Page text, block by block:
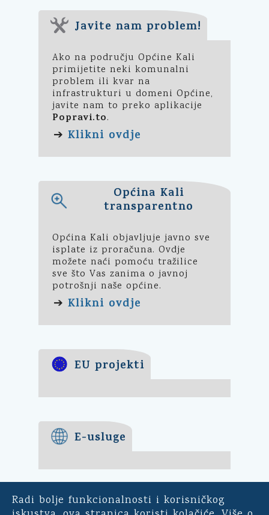
Radi bolje funkcionalnosti i korisničkog
Javite nam problem!
Ako na području Općine Kali
primijetite neki komunalni
problem ili kvar na
infrastrukturi u domeni Općine,
javite nam to preko aplikacije
Popravi.to.
➔ Klikni ovdje
Općina Kali
transparentno
Općina Kali objavljuje javno sve
isplate iz proračuna. Ovdje
možete naći pomoću tražilice
sve što Vas zanima o javnoj
potrošnji naše općine.
➔ Klikni ovdje
EU projekti
E-usluge
E-demokracija